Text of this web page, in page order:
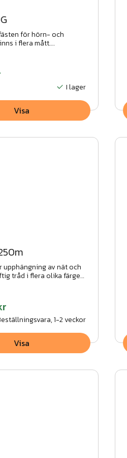
för hörn- och
i flera mått.
I lager
Visa
upphängning av nät och
tråd i flera olika färger.
1-2 veckor
Visa